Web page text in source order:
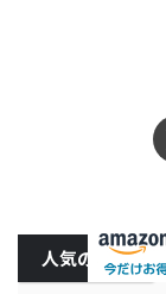
人気の記事